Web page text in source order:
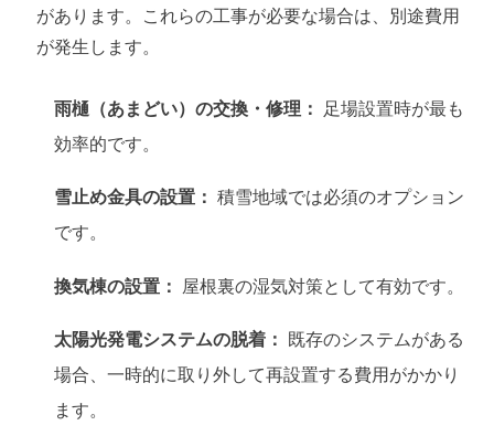
があります。これらの工事が必要な場合は、別途費用
が発生します。
雨樋（あまどい）の交換・修理：
足場設置時が最も
効率的です。
雪止め金具の設置： 積雪地域では必須のオプション
です。
換気棟の設置： 屋根裏の湿気対策として有効です。
太陽光発電システムの脱着：
既存のシステムがある
場合、一時的に取り外して再設置する費用がかかり
ます。